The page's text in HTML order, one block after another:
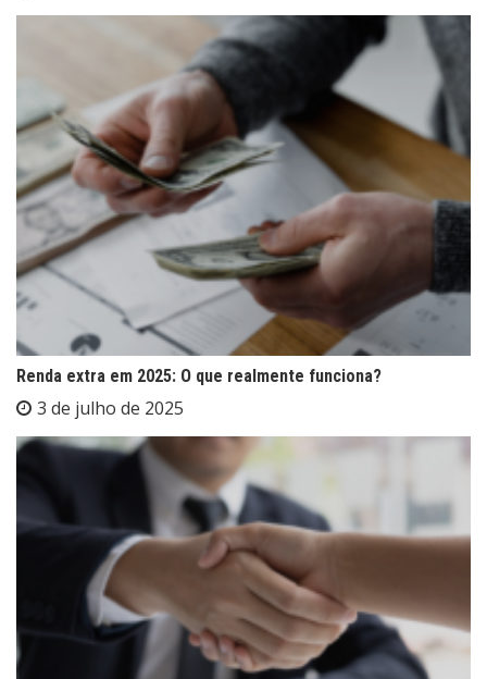
Renda extra em 2025: O que realmente funciona?
3 de julho de 2025